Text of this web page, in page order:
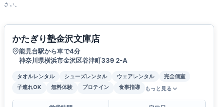
さい。
かたぎり塾金沢文庫店
能見台駅から車で4分
神奈川県横浜市金沢区谷津町339 2-A
タオルレンタル シューズレンタル ウェアレンタル
完全個室
子連れOK
無料体験 プロテイン 食事指導 もっと見る